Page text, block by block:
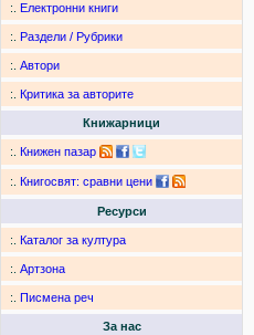
:. Електронни книги
:. Раздели / Рубрики
:. Автори
:. Критика за авторите
Книжарници
:. Книжен пазар
:. Книгосвят: сравни цени
Ресурси
:. Каталог за култура
:. Артзона
:. Писмена реч
За нас